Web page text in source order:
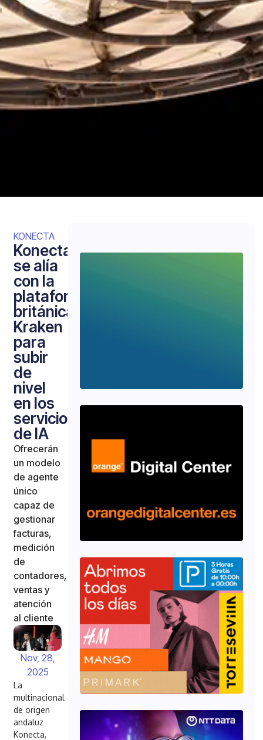
KONECTA
Konecta
se alía
con la
plataforma
británica
Kraken
para
subir
de
nivel
en los
servicios
de IA
Ofrecerán
un modelo
de agente
único
capaz de
gestionar
facturas,
medición
de
contadores,
ventas y
atención
al cliente
Nov, 28,
2025
La
multinacional
de origen
andaluz
Konecta,